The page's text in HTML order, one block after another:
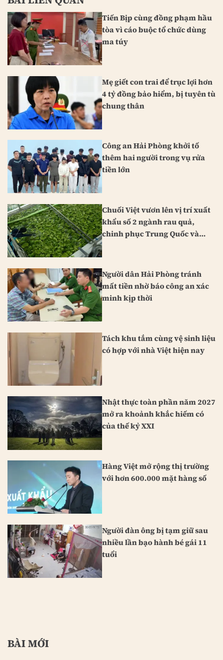
Tiến Bịp cùng đồng phạm hầu
tòa vì cáo buộc tổ chức dùng
ma túy
Mẹ giết con trai để trục lợi hơn
4 tỷ đồng bảo hiểm, bị tuyên tù
chung thân
Công an Hải Phòng khởi tố
thêm hai người trong vụ rửa
tiền lớn
Chuối Việt vươn lên vị trí xuất
khẩu số 2 ngành rau quả,
chinh phục Trung Quốc và
Người dân Hải Phòng tránh
mất tiền nhờ báo công an xác
minh kịp thời
Tách khu tắm cùng vệ sinh liệu
có hợp với nhà Việt hiện nay
Nhật thực toàn phần năm 2027
mở ra khoảnh khắc hiếm có
của thế kỷ XXI
Hàng Việt mở rộng thị trường
với hơn 600.000 mặt hàng số
Người đàn ông bị tạm giữ sau
nhiều lần bạo hành bé gái 11
tuổi
BÀI MỚI